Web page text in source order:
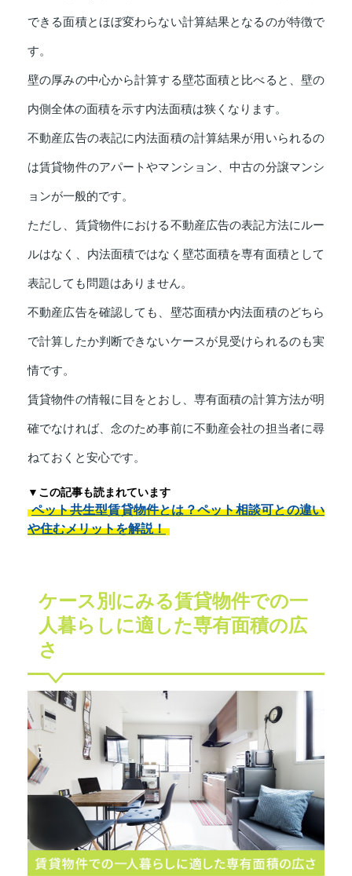
できる面積とほぼ変わらない計算結果となるのが特徴で
す。
壁の厚みの中心から計算する壁芯面積と比べると、壁の
内側全体の面積を示す内法面積は狭くなります。
不動産広告の表記に内法面積の計算結果が用いられるの
は賃貸物件のアパートやマンション、中古の分譲マンシ
ョンが一般的です。
ただし、賃貸物件における不動産広告の表記方法にルー
ルはなく、内法面積ではなく壁芯面積を専有面積として
表記しても問題はありません。
不動産広告を確認しても、壁芯面積か内法面積のどちら
で計算したか判断できないケースが見受けられるのも実
情です。
賃貸物件の情報に目をとおし、専有面積の計算方法が明
確でなければ、念のため事前に不動産会社の担当者に尋
ねておくと安心です。
▼この記事も読まれています
ペット共生型賃貸物件とは？ペット相談可との違い
や住むメリットを解説！
ケース別にみる賃貸物件での一
人暮らしに適した専有面積の広
さ